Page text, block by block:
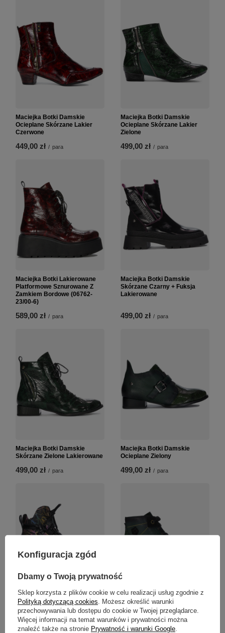
Maciejka Botki Damskie
Ocieplane Skórzane Lakier
Czerwone
449,00 zł / para
Maciejka Botki Damskie
Ocieplane Skórzane Lakier
Zielone
499,00 zł / para
Maciejka Botki Lakierowane
Platformowe Sznurowane Z
Zamkiem Bordowe (06762-
23/00-6)
589,00 zł / para
Maciejka Botki Damskie
Skórzane Czarny + Fuksja
Lakierowane
499,00 zł / para
Maciejka Botki Damskie
Skórzane Zielone Lakierowane
499,00 zł / para
Maciejka Botki Damskie
Ocieplane Zielony
499,00 zł / para
Maciejka Botki Skóra
Lakierowana Ocieplane Czarny
549,00 zł / para
Maciejka Botki skórzane
ocieplane Zielony
499,00 zł para
Konfiguracja zgód
Dbamy o Twoją prywatność
Sklep korzysta z plików cookie w celu realizacji usług zgodnie z
Polityką dotyczącą cookies . Możesz określić warunki
przechowywania lub dostępu do cookie w Twojej przeglądarce.
Więcej informacji na temat warunków i prywatności można
znaleźć także na stronie Prywatność i warunki Google